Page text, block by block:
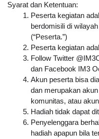
Syarat dan Ketentuan:
Peserta kegiatan
berdomisili di
(“Peserta.”)
Peserta kegiatan
Follow Twitter
dan Facebook IM3
Akun peserta bisa
dan merupakan
komunitas, atau
Hadiah tidak dapat
Penyelenggara
hadiah apapun bila